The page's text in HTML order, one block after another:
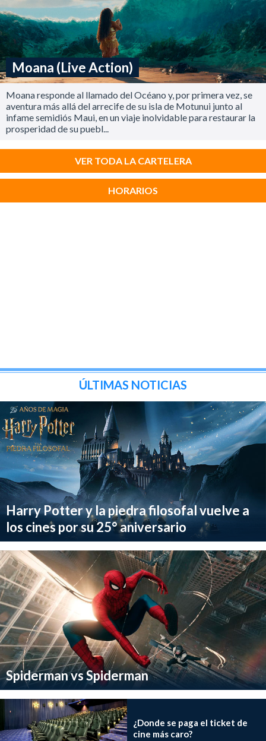
Moana (Live Action)
Moana responde al llamado del Océano y, por primera vez, se
aventura más allá del arrecife de su isla de Motunui junto al
infame semidiós Maui, en un viaje inolvidable para restaurar la
prosperidad de su puebl...
VER TODA LA CARTELERA
HORARIOS
ÚLTIMAS NOTICIAS
Harry Potter y la piedra filosofal vuelve a
los cines por su 25° aniversario
Spiderman vs Spiderman
¿Donde se paga el ticket de
cine más caro?